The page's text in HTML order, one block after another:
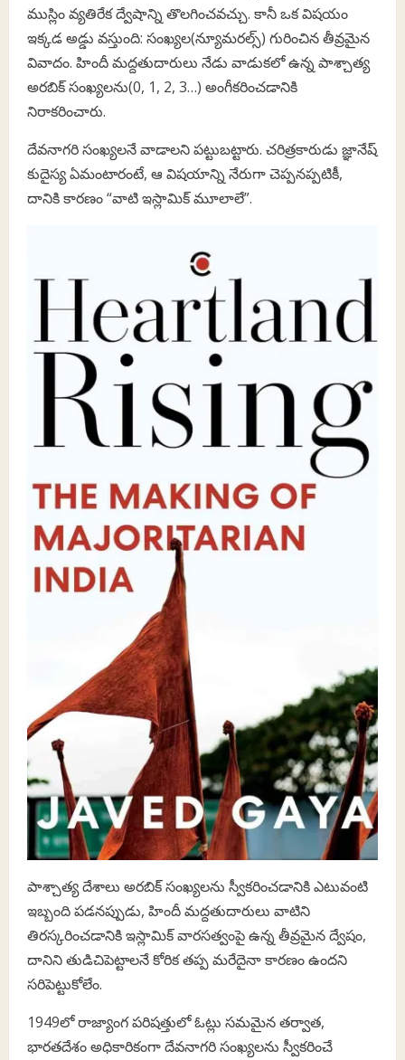
ముస్లిం వ్యతిరేక ద్వేషాన్ని తొలగించవచ్చు. కానీ ఒక విషయం
ఇక్కడ అడ్డు వస్తుంది: సంఖ్యల(న్యూమరల్స్) గురించిన తీవ్రమైన
వివాదం. హిందీ మద్దతుదారులు నేడు వాడుకలో ఉన్న పాశ్చాత్య
అరబిక్ సంఖ్యలను(0, 1, 2, 3…) అంగీకరించడానికి
నిరాకరించారు.
దేవనాగరి సంఖ్యలనే వాడాలని పట్టుబట్టారు. చరిత్రకారుడు జ్ఞానేష్
కుదైస్య ఏమంటారంటే, ఆ విషయాన్ని నేరుగా చెప్పనప్పటికీ,
దానికి కారణం “వాటి ఇస్లామిక్ మూలాలే”.
పాశ్చాత్య దేశాలు అరబిక్ సంఖ్యలను స్వీకరించడానికి ఎటువంటి
ఇబ్బంది పడనప్పుడు, హిందీ మద్దతుదారులు వాటిని
తిరస్కరించడానికి ఇస్లామిక్ వారసత్వంపై ఉన్న తీవ్రమైన ద్వేషం,
దానిని తుడిచిపెట్టాలనే కోరిక తప్ప మరేదైనా కారణం ఉందని
సరిపెట్టుకోలేం.
1949లో రాజ్యాంగ పరిషత్తులో ఓట్లు సమమైన తర్వాత,
భారతదేశం అధికారికంగా దేవనాగరి సంఖ్యలను స్వీకరించే